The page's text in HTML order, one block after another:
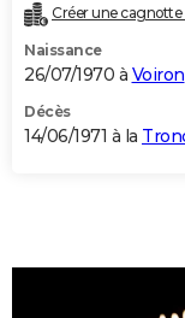
Créer une cagnotte
Naissance
26/07/1970 à Voiron
Décès
14/06/1971 à la